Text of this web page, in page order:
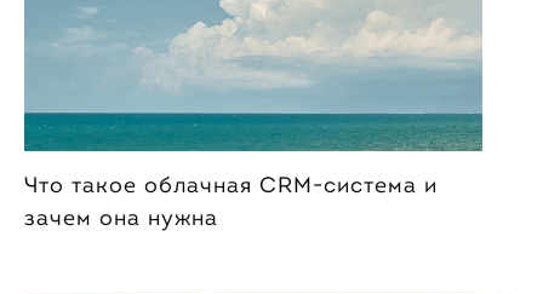
Что такое облачная CRM-система и
зачем она нужна